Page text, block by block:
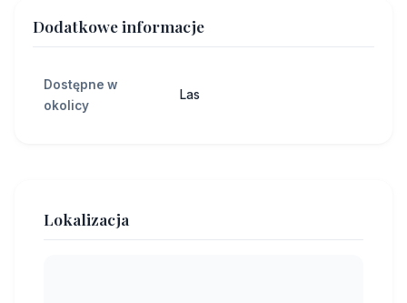
Dodatkowe informacje
Dostępne w
okolicy
Las
Lokalizacja